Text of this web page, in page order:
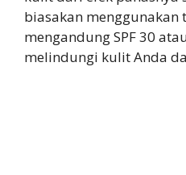
biasakan menggunakan
mengandung SPF 30
melindungi kulit Anda